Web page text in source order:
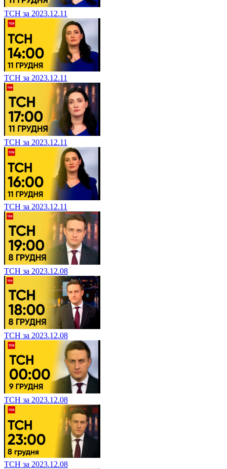
ТСН за 2023.12.11
ТСН за 2023.12.11
ТСН за 2023.12.11
ТСН за 2023.12.11
ТСН за 2023.12.08
ТСН за 2023.12.08
ТСН за 2023.12.08
ТСН за 2023.12.08